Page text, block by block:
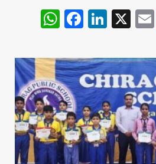
W
at
s
A
p
p
F
c
e
b
o
o
k
Li
k
e
dI
n
X